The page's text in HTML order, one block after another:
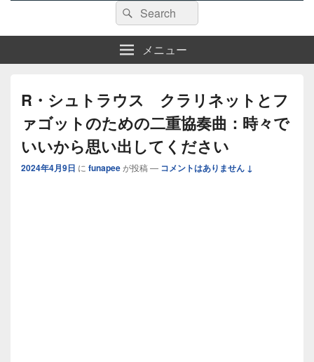
検
索:
検
索
メニュー
R・シュトラウス クラリネットとフ
ァゴットのための二重協奏曲：時々で
いいから思い出してください
2024年4月9日 に funapeeが投稿 — コメントはありません ↓